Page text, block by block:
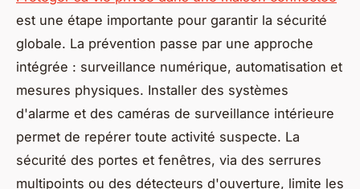
est une étape importante pour garantir la sécurité
globale. La prévention passe par une approche
intégrée : surveillance numérique, automatisation et
mesures physiques. Installer des systèmes
d'alarme et des caméras de surveillance intérieure
permet de repérer toute activité suspecte. La
sécurité des portes et fenêtres, via des serrures
multipoints ou des détecteurs d'ouverture, limite les